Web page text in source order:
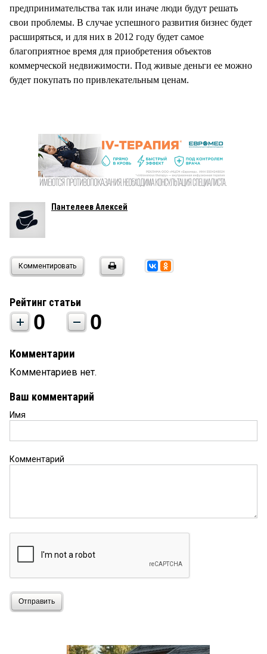
предпринимательства так или иначе люди будут решать
свои проблемы. В случае успешного развития бизнес будет
расширяться, и для них в 2012 году будет самое
благоприятное время для приобретения объектов
коммерческой недвижимости. Под живые деньги ее можно
будет покупать по привлекательным ценам.
Пантелеев Алексей
Комментировать
Рейтинг статьи
0 0
Комментарии
Комментариев нет.
Ваш комментарий
Имя
Комментарий
Отправить